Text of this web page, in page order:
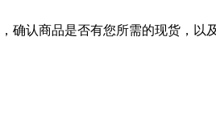
确认商品是否有您所需的现货，以